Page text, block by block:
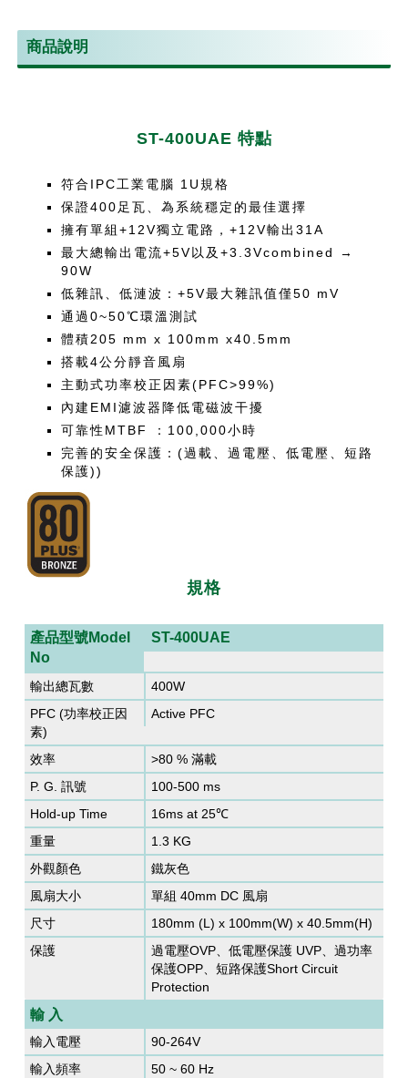
商品說明
ST-400UAE 特點
符合IPC工業電腦 1U規格
保證400足瓦、為系統穩定的最佳選擇
擁有單組+12V獨立電路，+12V輸出31A
最大總輸出電流+5V以及+3.3Vcombined →
90W
低雜訊、低漣波：+5V最大雜訊值僅50 mV
通過0~50℃環溫測試
體積205 mm x 100mm x40.5mm
搭載4公分靜音風扇
主動式功率校正因素(PFC>99%)
內建EMI濾波器降低電磁波干擾
可靠性MTBF ：100,000小時
完善的安全保護：(過載、過電壓、低電壓、短路
保護))
規格
產品型號Model
No
ST-400UAE
輸出總瓦數
400W
PFC (功率校正因
素)
Active PFC
效率
>80 % 滿載
P. G. 訊號
100-500 ms
Hold-up Time
16ms at 25℃
重量
1.3 KG
外觀顏色
鐵灰色
風扇大小
單組 40mm DC 風扇
尺寸
180mm (L) x 100mm(W) x 40.5mm(H)
保護
過電壓OVP、低電壓保護 UVP、過功率
保護OPP、短路保護Short Circuit
Protection
輸 入
輸入電壓
90-264V
輸入頻率
50 ~ 60 Hz